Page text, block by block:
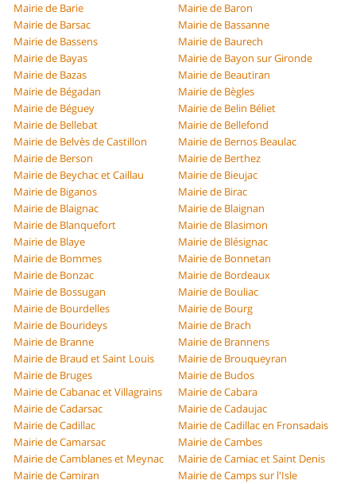
Mairie de Barie
Mairie de Baron
Mairie de Barsac
Mairie de Bassanne
Mairie de Bassens
Mairie de Baurech
Mairie de Bayas
Mairie de Bayon sur Gironde
Mairie de Bazas
Mairie de Beautiran
Mairie de Bégadan
Mairie de Bègles
Mairie de Béguey
Mairie de Belin Béliet
Mairie de Bellebat
Mairie de Bellefond
Mairie de Belvès de Castillon
Mairie de Bernos Beaulac
Mairie de Berson
Mairie de Berthez
Mairie de Beychac et Caillau
Mairie de Bieujac
Mairie de Biganos
Mairie de Birac
Mairie de Blaignac
Mairie de Blaignan
Mairie de Blanquefort
Mairie de Blasimon
Mairie de Blaye
Mairie de Blésignac
Mairie de Bommes
Mairie de Bonnetan
Mairie de Bonzac
Mairie de Bordeaux
Mairie de Bossugan
Mairie de Bouliac
Mairie de Bourdelles
Mairie de Bourg
Mairie de Bourideys
Mairie de Brach
Mairie de Branne
Mairie de Brannens
Mairie de Braud et Saint Louis
Mairie de Brouqueyran
Mairie de Bruges
Mairie de Budos
Mairie de Cabanac et Villagrains
Mairie de Cabara
Mairie de Cadarsac
Mairie de Cadaujac
Mairie de Cadillac
Mairie de Cadillac en Fronsadais
Mairie de Camarsac
Mairie de Cambes
Mairie de Camblanes et Meynac
Mairie de Camiac et Saint Denis
Mairie de Camiran
Mairie de Camps sur l'Isle